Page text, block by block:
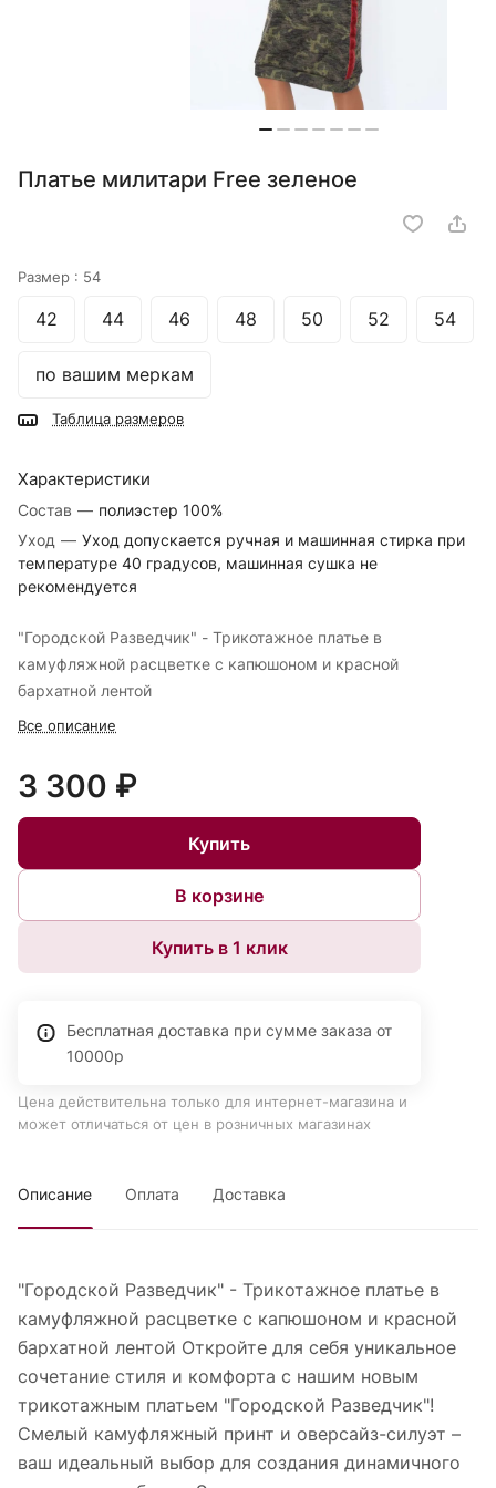
Платье милитари Free зеленое
Размер : 54
42 44 46 48 50 52 54
по вашим меркам
Таблица размеров
Характеристики
Состав — полиэстер 100%
Уход — Уход допускается ручная и машинная стирка при
температуре 40 градусов, машинная сушка не
рекомендуется
"Городской Разведчик" - Трикотажное платье в
камуфляжной расцветке с капюшоном и красной
бархатной лентой
Все описание
3 300 ₽
Купить
В корзине
Купить в 1 клик
Бесплатная доставка при сумме заказа от
10000р
Цена действительна только для интернет-магазина и
может отличаться от цен в розничных магазинах
Описание Оплата Доставка
"Городской Разведчик" - Трикотажное платье в
камуфляжной расцветке с капюшоном и красной
бархатной лентой Откройте для себя уникальное
сочетание стиля и комфорта с нашим новым
трикотажным платьем "Городской Разведчик"!
Смелый камуфляжный принт и оверсайз-силуэт –
ваш идеальный выбор для создания динамичного